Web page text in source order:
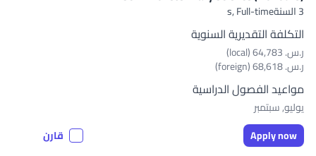
3 السنةs, Full-time
التكلفة التقديرية السنوية
ر.س.‏ 64,783 (local)
ر.س.‏ 68,618 (foreign)
مواعيد الفصول الدراسية
يوليو, سبتمبر
Apply now
قارن